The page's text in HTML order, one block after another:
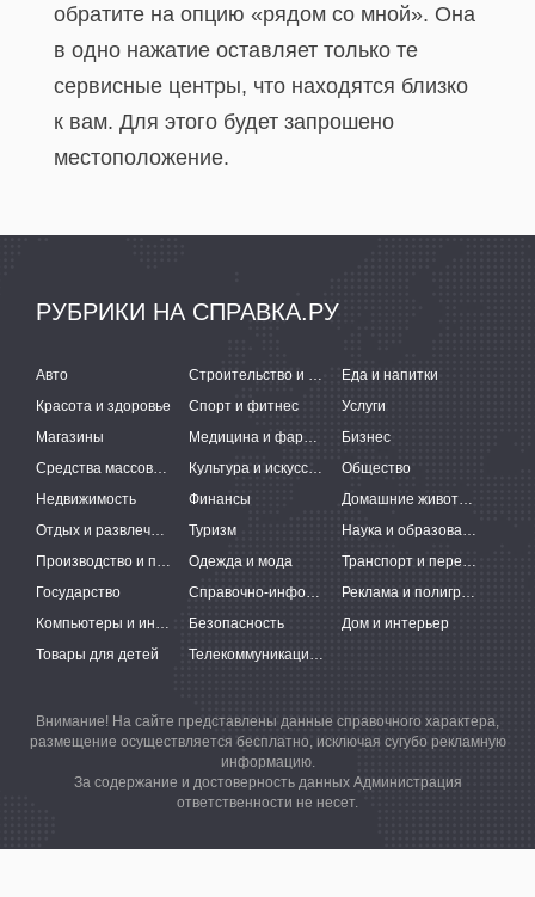
обратите на опцию «рядом со мной». Она
в одно нажатие оставляет только те
сервисные центры, что находятся близко
к вам. Для этого будет запрошено
местоположение.
РУБРИКИ НА СПРАВКА.РУ
Авто
Еда и напитки
Красота и здоровье
Спорт и фитнес
Услуги
Магазины
Бизнес
Общество
Недвижимость
Финансы
Туризм
Одежда и мода
Государство
Безопасность
Дом и интерьер
Товары для детей
Внимание! На сайте представлены данные справочного характера,
размещение осуществляется бесплатно, исключая сугубо рекламную
информацию.
За содержание и достоверность данных Администрация
ответственности не несет.